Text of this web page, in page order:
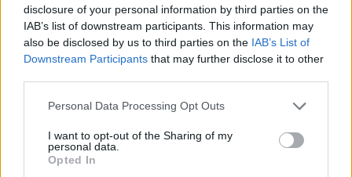
disclosure of your personal information by third parties on the
IAB’s list of downstream participants. This information may
also be disclosed by us to third parties on the IAB’s List of
Downstream Participants that may further disclose it to other
Please note that this website/app uses one or more Google
not limited to your visit or usage behaviour. You may click to
grant or deny consent to Google and its third-party tags to
use your data for below specified purposes in below Google
Personal Data Processing Opt Outs
I want to opt-out of the Sharing of my
personal data.
Opted In